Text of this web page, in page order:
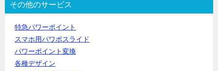
その他のサービス
特急パワーポイント
スマホ用パワポスライド
パワーポイント変換
各種デザイン